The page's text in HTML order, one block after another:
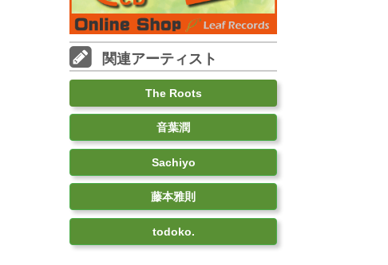
関連アーティスト
The Roots
音葉潤
Sachiyo
藤本雅則
todoko.